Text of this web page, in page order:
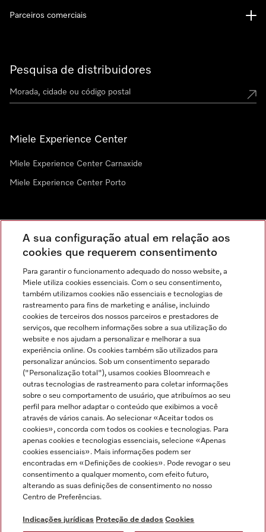
Pesquisa de distribuidores
Miele Experience Center
Miele Experience Center Carnaxide
Miele Experience Center Porto
Parceiros comerciais
Indicações jurídicas
Condições gerais
Proteção de dados
Condições de utilização
Canal de Ética
Formulário de livre resolução
Miele no Instagram
Miele no Facebook
Miele no Youtube
A sua configuração atual em relação aos
cookies que requerem consentimento
Para garantir o funcionamento adequado do nosso website, a
Miele utiliza cookies essenciais. Com o seu consentimento,
também utilizamos cookies não essenciais e tecnologias de
rastreamento para fins de marketing e análise, incluindo
cookies de terceiros dos nossos parceiros e prestadores de
serviços, que recolhem informações sobre a sua utilização do
website e nos ajudam a personalizar e melhorar a sua
experiência online. Os cookies também são utilizados para
personalizar anúncios. Sob um consentimento separado
("Personalização total"), usamos cookies Bloomreach e
outras tecnologias de rastreamento para coletar informações
sobre o seu comportamento de usuário, que atribuímos ao seu
perfil para melhor adaptar o conteúdo que exibimos a você
através de vários canais. Ao selecionar «Aceitar todos os
cookies», concorda com todos os cookies e tecnologias. Para
apenas cookies e tecnologias essenciais, selecione «Apenas
cookies essenciais». Mais informações podem ser
encontradas em «Definições de cookies». Pode revogar o seu
consentimento a qualquer momento, com efeito futuro,
alterando as suas definições de consentimento no nosso
Centro de Preferências.
Indicações jurídicas Proteção de dados Cookies